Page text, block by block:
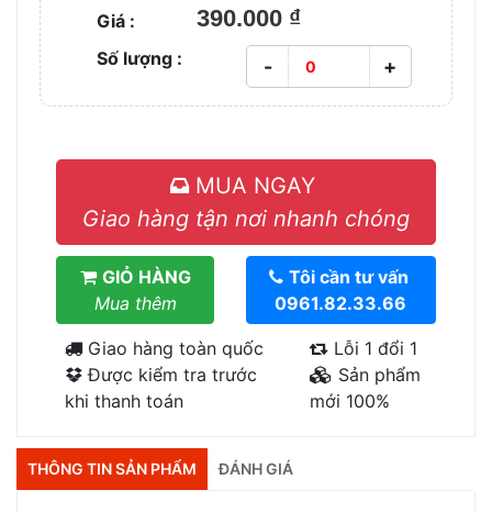
Giá : 390.000 ₫
Số lượng : - +
MUA NGAY
Giao hàng tận nơi nhanh chóng
GIỎ HÀNG
Mua thêm
Tôi cần tư vấn
0961.82.33.66
Giao hàng toàn quốc
Được kiểm tra trước
khi thanh toán
Lỗi 1 đổi 1
Sản phẩm
mới 100%
THÔNG TIN SẢN PHẨM ĐÁNH GIÁ